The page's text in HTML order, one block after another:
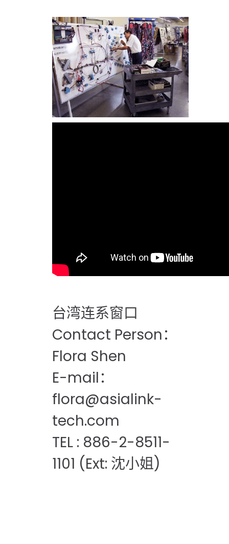
台湾连系窗口
Contact Person：
Flora Shen
E-mail：
flora@asialink-
tech.com
TEL : 886-2-8511-
1101 (Ext: 沈小姐)